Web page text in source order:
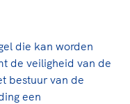
die kan worden
de veiligheid van de
bestuur van de
een